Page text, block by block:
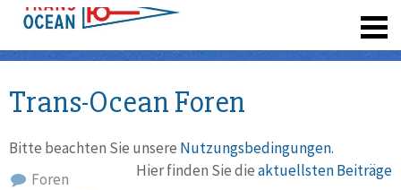
Trans-Ocean Foren
Bitte beachten Sie unsere Nutzungsbedingungen.
Hier finden Sie dieaktuellsten Beiträge
Foren